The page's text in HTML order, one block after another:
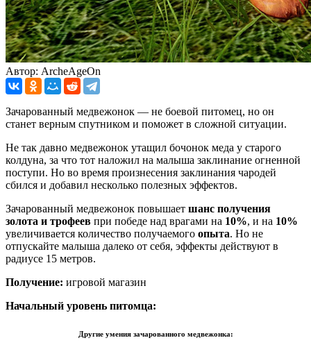
Автор: ArcheAgeOn
Зачарованный медвежонок — не боевой питомец, но он
станет верным спутником и поможет в сложной ситуации.
Не так давно медвежонок утащил бочонок меда у старого
колдуна, за что тот наложил на малыша заклинание огненной
поступи. Но во время произнесения заклинания чародей
сбился и добавил несколько полезных эффектов.
Зачарованный медвежонок повышает шанс получения
золота и трофеев при победе над врагами на 10%, и на 10%
увеличивается количество получаемого опыта. Но не
отпускайте малыша далеко от себя, эффекты действуют в
радиусе 15 метров.
Получение: игровой магазин
Начальный уровень питомца:
Другие умения зачарованного медвежонка: